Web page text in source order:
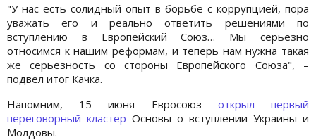
"У нас есть солидный опыт в борьбе с коррупцией, пора
уважать его и реально ответить решениями по
вступлению в Европейский Союз… Мы серьезно
относимся к нашим реформам, и теперь нам нужна такая
же серьезность со стороны Европейского Союза", –
подвел итог Качка.
Напомним, 15 июня Евросоюз открыл первый
переговорный кластер Основы о вступлении Украины и
Молдовы.